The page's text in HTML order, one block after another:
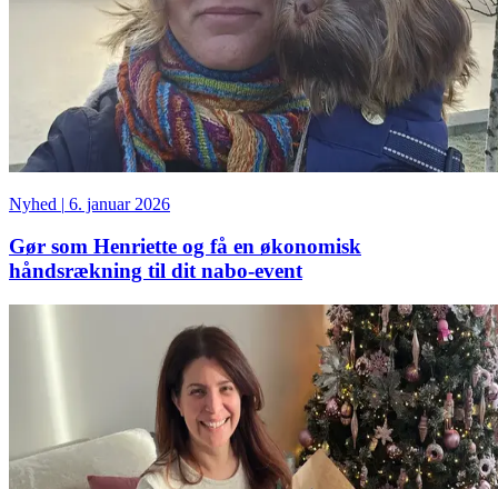
Nyhed | 6. januar 2026
Gør som Henriette og få en økonomisk
håndsrækning til dit nabo-event